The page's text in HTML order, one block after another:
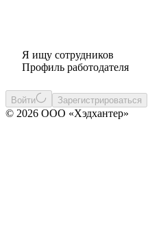
Я ищу сотрудников
Профиль работодателя
Войти Зарегистрироваться
© 2026 ООО «Хэдхантер»